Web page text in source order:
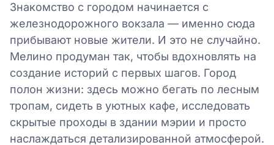
Знакомство с городом начинается с
железнодорожного вокзала — именно сюда
прибывают новые жители. И это не случайно.
Мелино продуман так, чтобы вдохновлять на
создание историй с первых шагов. Город
полон жизни: здесь можно бегать по лесным
тропам, сидеть в уютных кафе, исследовать
скрытые проходы в здании мэрии и просто
наслаждаться детализированной атмосферой.